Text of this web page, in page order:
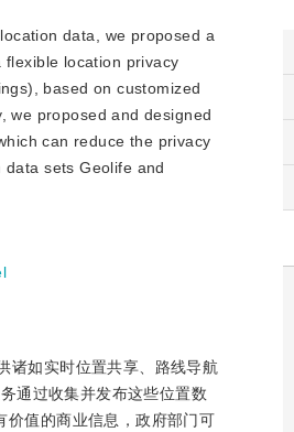
data, we proposed a
location privacy
based on customized
we proposed and designed
can reduce the privacy
sets Geolife and
诸如实时位置共享、路线导航
通过收集并发布这些位置数
价值的商业信息，政府部门可